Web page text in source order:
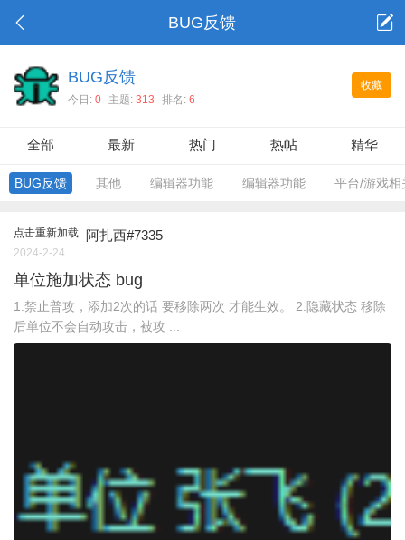
BUG反馈
收藏
BUG反馈
今日: 0 主题: 313 排名: 6
全部 最新 热门 热帖 精华
BUG反馈 其他 编辑器功能 编辑器功能 平台/游戏相
点击重新加载 阿扎西#7335
2024-2-24
单位施加状态 bug
1.禁止普攻，添加2次的话 要移除两次 才能生效。 2.隐藏状态 移除
后单位不会自动攻击，被攻 ...